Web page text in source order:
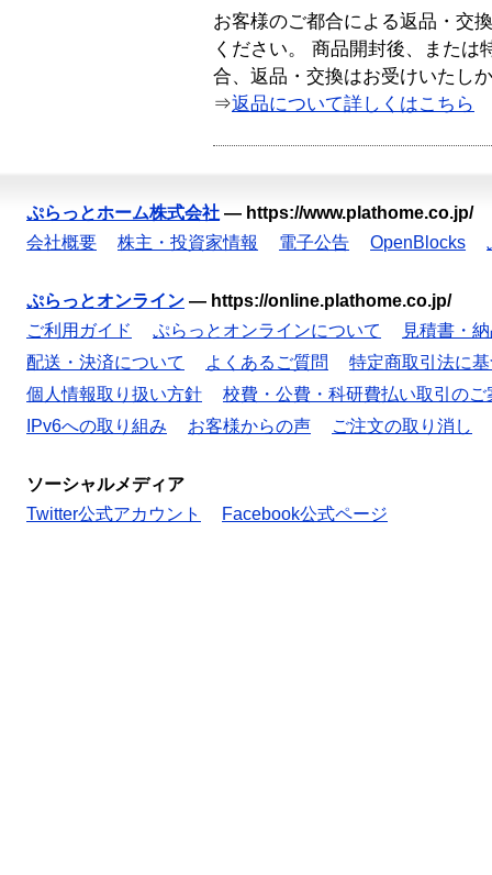
お客様のご都合による返品・交
ください。 商品開封後、または
合、返品・交換はお受けいたし
⇒返品について詳しくはこちら
ぷらっとホーム株式会社 — https://www.plathome.co.jp/
会社概要
株主・投資家情報 電子公告 OpenBlocks
ぷらっとオンライン — https://online.plathome.co.jp/
ご利用ガイド
ぷらっとオンラインについて
見積書・
配送・決済について
よくあるご質問
特定商取引法に
個人情報取り扱い方針
校費・公費・科研費払い取引のご
IPv6への取り組み
お客様からの声 ご注文の取り消し
ソーシャルメディア
Twitter公式アカウント
Facebook公式ページ